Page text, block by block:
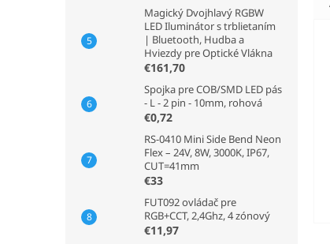
Magický Dvojhlavý RGBW
LED Iluminátor s trblietaním
| Bluetooth, Hudba a
Hviezdy pre Optické Vlákna
€161,70
Spojka pre COB/SMD LED pás
- L - 2 pin - 10mm, rohová
€0,72
RS-0410 Mini Side Bend Neon
Flex – 24V, 8W, 3000K, IP67,
CUT=41mm
€33
FUT092 ovládač pre
RGB+CCT, 2,4Ghz, 4 zónový
€11,97